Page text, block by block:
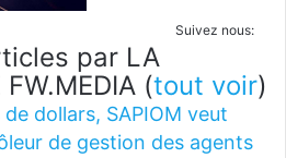
Suivez nous:
par LA
FW.MEDIA (tout voir)
dollars, SAPIOM veut
de gestion des agents